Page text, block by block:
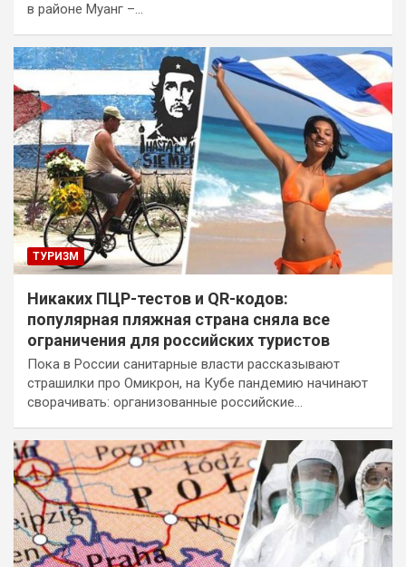
в районе Муанг –…
ТУРИЗМ
Никаких ПЦР-тестов и QR-кодов:
популярная пляжная страна сняла все
ограничения для российских туристов
Пока в России санитарные власти рассказывают
страшилки про Омикрон, на Кубе пандемию начинают
сворачивать: организованные российские…